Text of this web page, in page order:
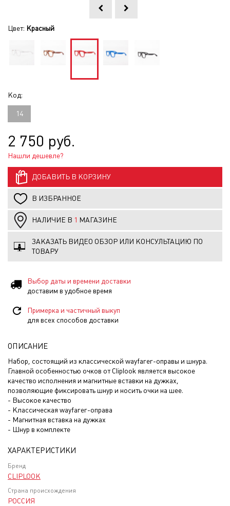
Цвет: Красный
Код:
14
2 750 руб.
Нашли дешевле?
ДОБАВИТЬ В КОРЗИНУ
В ИЗБРАННОЕ
НАЛИЧИЕ В 1 МАГАЗИНЕ
ЗАКАЗАТЬ ВИДЕО ОБЗОР ИЛИ КОНСУЛЬТАЦИЮ ПО
ТОВАРУ
Выбор даты и времени доставки
доставим в удобное время
Примерка и частичный выкуп
для всех способов доставки
ОПИСАНИЕ
Набор, состоящий из классической wayfarer-оправы и шнура.
Главной особенностью очков от Cliplook является высокое
качество исполнения и магнитные вставки на дужках,
позволяющие фиксировать шнур и носить очки на шее.
- Высокое качество
- Классическая wayfarer-оправа
- Магнитная вставка на дужках
- Шнур в комплекте
ХАРАКТЕРИСТИКИ
Бренд
CLIPLOOK
Страна происхождения
РОССИЯ